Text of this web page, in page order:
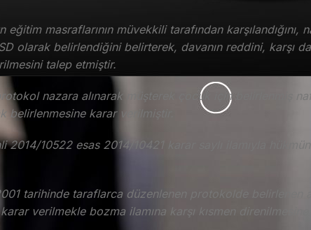
masraflarının müvekkili tarafından karşılandığını,
olarak belirlendiğini belirterek, davanın reddini, karşı
talep etmiştir.
nazara alınarak müşterek çocuk için belirlenmiş
belirlenmesine karar verilmiştir.
10522 esas 2014/10421 karar saylı ilamıyla hükmün
tarihinde taraflarca düzenlenen protokolde belirlenen
verilmekle bozma ilamına karşı kısmen direnilmesine